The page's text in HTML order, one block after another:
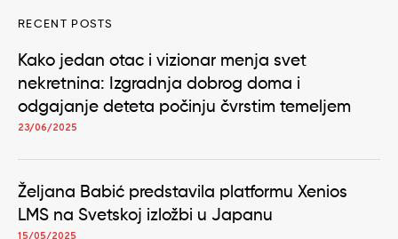
RECENT POSTS
Kako jedan otac i vizionar menja svet
nekretnina: Izgradnja dobrog doma i
odgajanje deteta počinju čvrstim temeljem
23/06/2025
Željana Babić predstavila platformu Xenios
LMS na Svetskoj izložbi u Japanu
15/05/2025